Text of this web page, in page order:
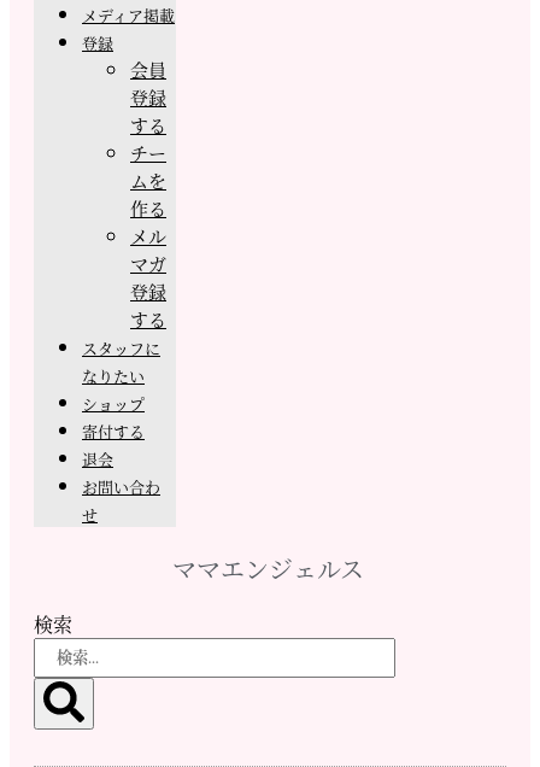
メディア掲載
登録
会員
登録
する
チー
ムを
作る
メル
マガ
登録
する
スタッフに
なりたい
ショップ
寄付する
退会
お問い合わ
せ
ママエンジェルス
検索